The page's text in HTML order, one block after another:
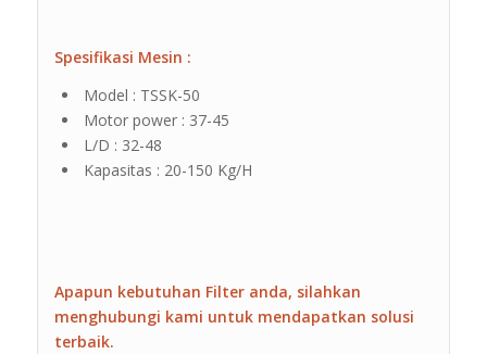
Spesifikasi Mesin :
Model : TSSK-50
Motor power : 37-45
L/D : 32-48
Kapasitas : 20-150 Kg/H
Apapun kebutuhan Filter anda, silahkan
menghubungi kami untuk mendapatkan solusi
terbaik.